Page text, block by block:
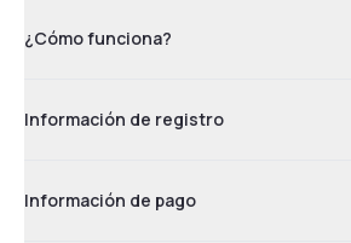
¿Cómo funciona?
Información de registro
Información de pago